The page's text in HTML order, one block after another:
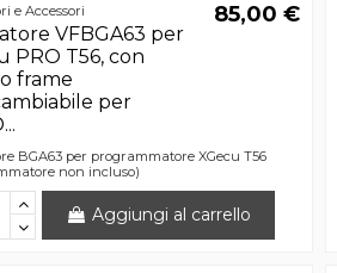
e Accessori
VFBGA63 per
PRO T56, con
frame
per
85,00 €
BGA63 per programmatore XGecu T56
non incluso)
Aggiungi al carrello